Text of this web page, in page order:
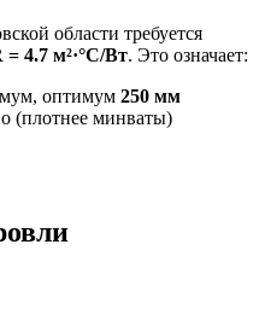
области требуется
= 4.7 м²·°C/Вт. Это означает:
оптимум 250 мм
(плотнее минваты)